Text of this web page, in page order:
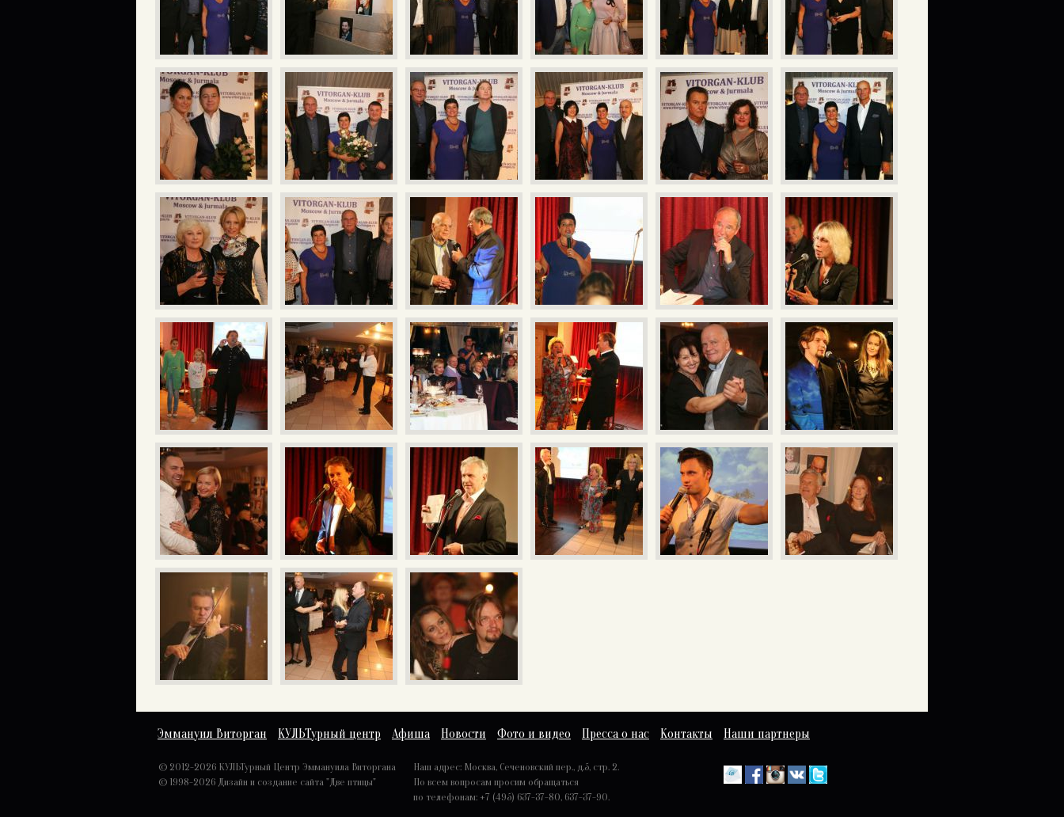
Эммануил Виторган КУЛЬТурный центр Афиша Новости Фото и видео Пресса о нас Контакты Наши партнеры
© 2012-2026 КУЛЬТурный Центр Эммануила Виторгана
© 1998-2026 Дизайн и создание сайта "Две птицы"
Наш адрес: Москва, Сеченовский пер., д.5, стр. 2.
По всем вопросам просим обращаться
по телефонам: +7 (495) 637-37-80, 637-37-90.